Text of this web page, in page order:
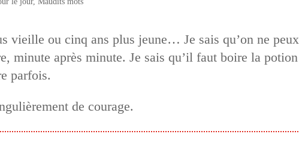
vieille ou cinq ans plus jeune… Je sais qu’on ne
minute après minute. Je sais qu’il faut boire la
parfois.
de courage.